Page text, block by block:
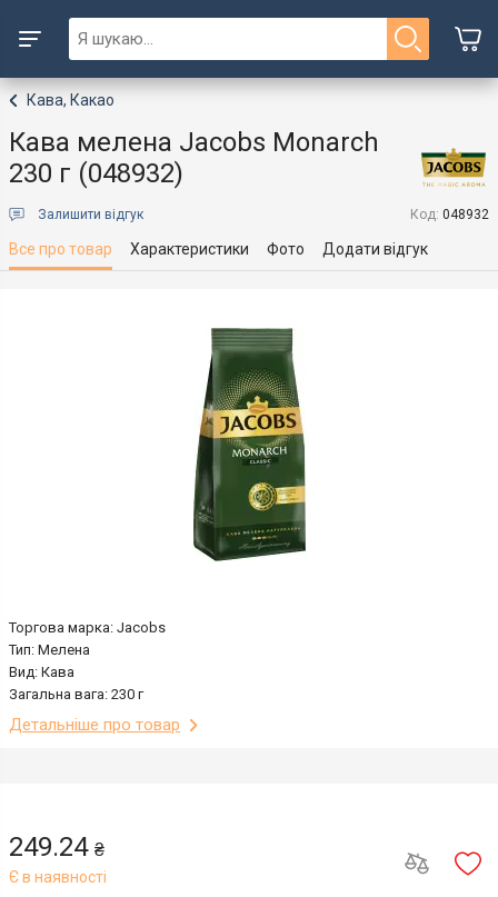
Кава, Какао
Кава мелена Jacobs Monarch
230 г (048932)
Залишити відгук Код: 048932
Все про товар Характеристики Фото Додати відгук
Торгова марка: Jacobs
Тип: Мелена
Вид: Кава
Загальна вага: 230 г
Детальніше про товар
249.24 ₴
Є в наявності